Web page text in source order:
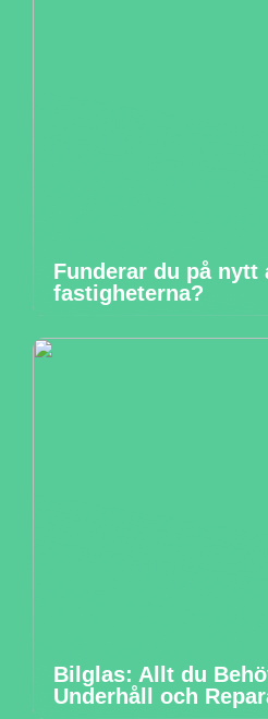
Funderar du på nytt
fastigheterna?
Bilglas: Allt du
Underhåll och